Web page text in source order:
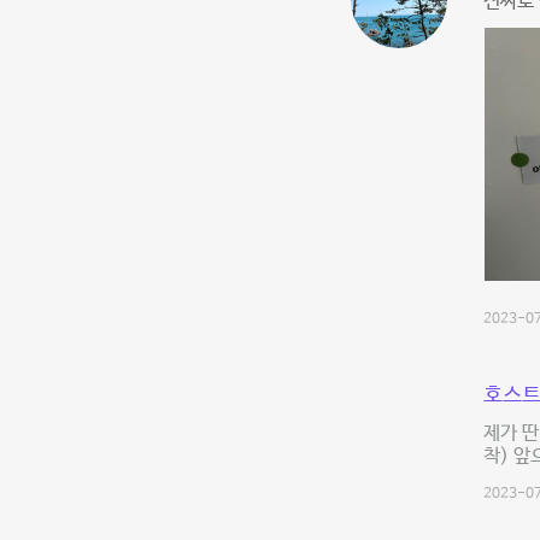
2023-
호스
제가
착) 앞
2023-